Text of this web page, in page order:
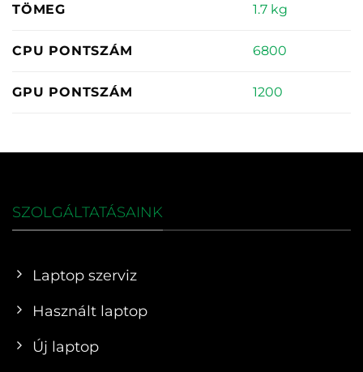
TÖMEG 1.7 kg
CPU PONTSZÁM 6800
GPU PONTSZÁM 1200
SZOLGÁLTATÁSAINK
Laptop szerviz
Használt laptop
Új laptop